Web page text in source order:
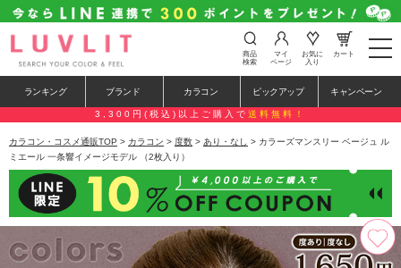
t
o
e
n
a
a
i
o
n
商品
検索
マイ
ページ
お気に
入り
カート
ランキング ブランド カラコン ピックアップ キャンペーン
3,300円(税込)以上ご購入で 送料無料！
カラコン・コスメ通販TOP > カラコン > 度数 > あり・なし
> カラーズマンスリー ベージュ ル
ミエール 一条響イメージモデル （2枚入り）